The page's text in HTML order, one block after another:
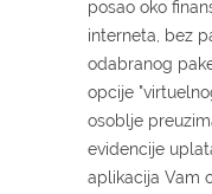
posao oko
interneta, bez
odabranog
opcije
osoblje
evidencije
aplikacija Vam